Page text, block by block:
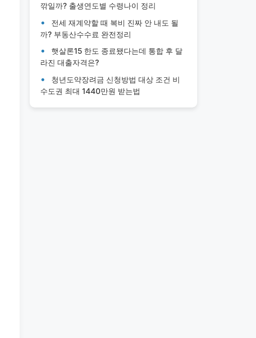
깎일까? 출생연도별 수령나이 정리
전세 재계약할 때 복비 진짜 안 내도 될
까? 부동산수수료 완전정리
햇살론15 한도 종료됐다는데 통합 후 달
라진 대출자격은?
청년도약장려금 신청방법 대상 조건 비
수도권 최대 1440만원 받는법